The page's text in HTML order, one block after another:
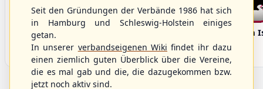
Bargenstedt
Beavers
Fehmarn
Seit den Gründungen der Verbände 1986 hat sich
in Hamburg und Schleswig-Holstein einiges
getan.
In unserer verbandseigenen Wiki findet ihr dazu
einen ziemlich guten Überblick über die Vereine,
die es mal gab und die, die dazugekommen bzw.
jetzt noch aktiv sind.